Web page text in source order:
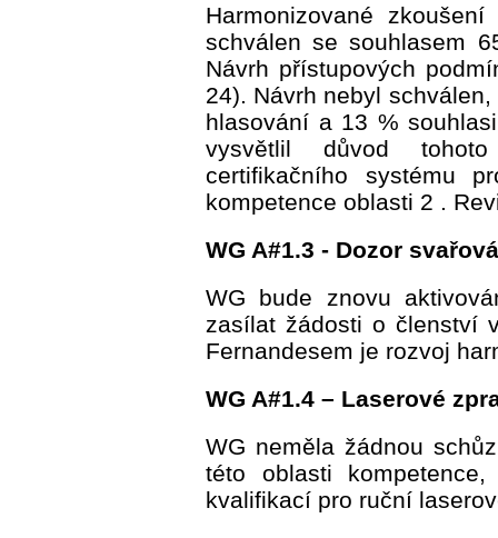
Harmonizované
schválen se souhlasem
Návrh přístupových
24). Návrh nebyl
hlasování a 13 %
vysvětlil důvod
certifikačního systému
kompetence oblasti 2 .
WG A#1.3 - Dozor
WG bude znovu
zasílat žádosti o členství
Fernandesem je rozvoj
WG A#1.4 – Laserové
WG neměla žádnou
této oblasti
kvalifikací pro ruční